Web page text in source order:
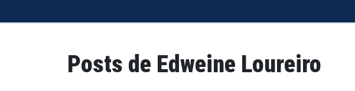
Posts de Edweine Loureiro